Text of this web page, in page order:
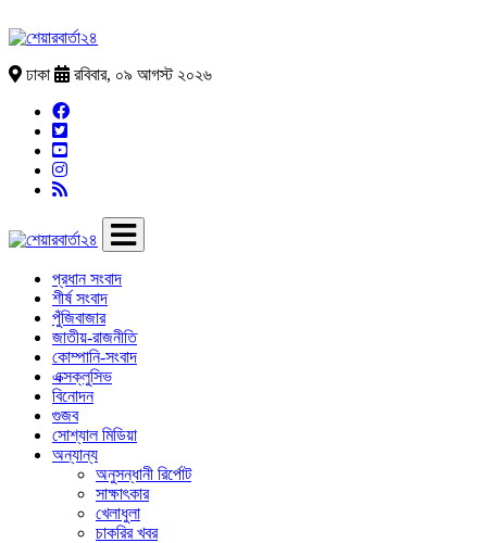
ঢাকা রবিবার, ০৯ আগস্ট ২০২৬
প্রধান সংবাদ
শীর্ষ সংবাদ
পুঁজিবাজার
জাতীয়-রাজনীতি
কোম্পানি-সংবাদ
এক্সক্লুসিভ
বিনোদন
গুজব
সোশ্যাল মিডিয়া
অন্যান্য
অনুসন্ধানী রির্পোট
সাক্ষাৎকার
খেলাধুলা
চাকরির খবর